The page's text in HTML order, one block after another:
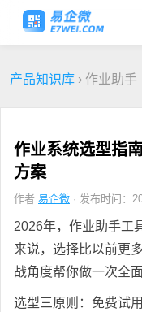
产品知识库 › 作业助手
作业系统选型指
方案
作者 易企微 · 发布时间：
2026年，作业助手工
来说，选择比以前更
战角度帮你做一次全面
选型三原则：免费试